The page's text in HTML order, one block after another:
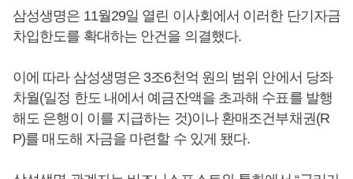
삼성생명은 11월29일 열린 이사회에서 이러한 단기자금
차입한도를 확대하는 안건을 의결했다.
이에 따라 삼성생명은 3조6천억 원의 범위 안에서 당좌
차월(일정 한도 내에서 예금잔액을 초과해 수표를 발행
해도 은행이 이를 지급하는 것)이나 환매조건부채권(R
P)를 매도해 자금을 마련할 수 있게 됐다.